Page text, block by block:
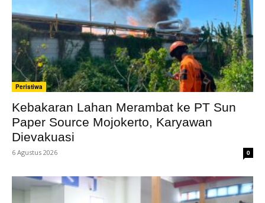
Peristiwa
Kebakaran Lahan Merambat ke PT Sun
Paper Source Mojokerto, Karyawan
Dievakuasi
6 Agustus 2026 0